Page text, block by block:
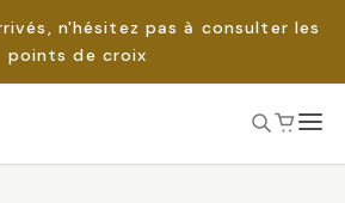
n'hésitez pas à consulter les
points de croix